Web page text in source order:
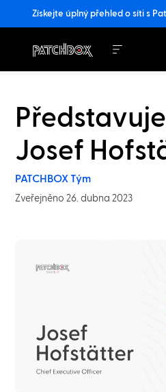
Získejte úplný přehled o síti s
Josef
PATCHBOX Tým
Zveřejněno 26. dubna 2023